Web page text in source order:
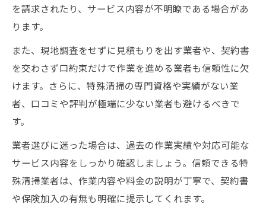
を請求されたり、サービス内容が不明瞭である場合があ
ります。
また、現地調査をせずに見積もりを出す業者や、契約書
を交わさず口約束だけで作業を進める業者も信頼性に欠
けます。さらに、特殊清掃の専門資格や実績がない業
者、口コミや評判が極端に少ない業者も避けるべきで
す。
業者選びに迷った場合は、過去の作業実績や対応可能な
サービス内容をしっかり確認しましょう。信頼できる特
殊清掃業者は、作業内容や料金の説明が丁寧で、契約書
や保険加入の有無も明確に提示してくれます。